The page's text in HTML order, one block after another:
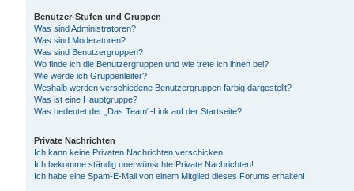
Benutzer-Stufen und Gruppen
Was sind Administratoren?
Was sind Moderatoren?
Was sind Benutzergruppen?
Wo finde ich die Benutzergruppen und wie trete ich ihnen bei?
Wie werde ich Gruppenleiter?
Weshalb werden verschiedene Benutzergruppen farbig dargestellt?
Was ist eine Hauptgruppe?
Was bedeutet der „Das Team“-Link auf der Startseite?
Private Nachrichten
Ich kann keine Privaten Nachrichten verschicken!
Ich bekomme ständig unerwünschte Private Nachrichten!
Ich habe eine Spam-E-Mail von einem Mitglied dieses Forums erhalten!